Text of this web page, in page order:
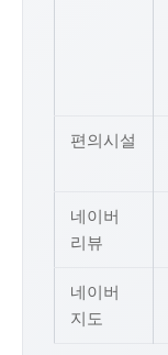
편의시설
네이버
리뷰
네이버
지도